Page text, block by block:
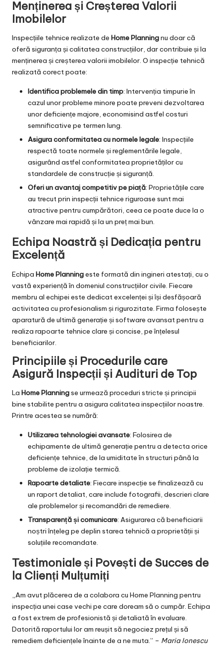
Menținerea și Creșterea Valorii
Imobilelor
Inspecțiile tehnice realizate de Home Planningnu doar că
oferă siguranța și calitatea construcțiilor, dar contribuie și la
menținerea și creșterea valorii imobilelor. O inspecție tehnică
realizată corect poate:
Identifica problemele din timp: Intervenția timpurie în
cazul unor probleme minore poate preveni dezvoltarea
unor deficiențe majore, economisind astfel costuri
semnificative pe termen lung.
Asigura conformitatea cu normele legale: Inspecțiile
respectă toate normele și reglementările legale,
asigurând astfel conformitatea proprietăților cu
standardele de construcție și siguranță.
Oferi un avantaj competitiv pe piață: Proprietățile care
au trecut prin inspecții tehnice riguroase sunt mai
atractive pentru cumpărători, ceea ce poate duce la o
vânzare mai rapidă și la un preț mai bun.
Echipa Noastră și Dedicația pentru
Excelență
Echipa Home Planningeste formată din ingineri atestați, cu o
vastă experiență în domeniul construcțiilor civile. Fiecare
membru al echipei este dedicat excelenței și își desfășoară
activitatea cu profesionalism și rigurozitate. Firma folosește
aparatură de ultimă generație și software avansat pentru a
realiza rapoarte tehnice clare și concise, pe înțelesul
beneficiarilor.
Principiile și Procedurile care
Asigură Inspecții și Audituri de Top
La Home Planningse urmează proceduri stricte și principii
bine stabilite pentru a asigura calitatea inspecțiilor noastre.
Printre acestea se numără:
Utilizarea tehnologiei avansate: Folosirea de
echipamente de ultimă generație pentru a detecta orice
deficiențe tehnice, de la umiditate în structuri până la
probleme de izolație termică.
Rapoarte detaliate: Fiecare inspecție se finalizează cu
un raport detaliat, care include fotografii, descrieri clare
ale problemelor și recomandări de remediere.
Transparență și comunicare: Asigurarea că beneficiarii
noștri înțeleg pe deplin starea tehnică a proprietății și
soluțiile recomandate.
Testimoniale și Povești de Succes de
la Clienți Mulțumiți
„Am avut plăcerea de a colabora cu Home Planning pentru
inspecția unei case vechi pe care doream să o cumpăr. Echipa
a fost extrem de profesionistă și detaliată în evaluare.
Datorită raportului lor am reușit să negociez prețul și să
remediem deficiențele înainte de a ne muta.” – Maria Ionescu